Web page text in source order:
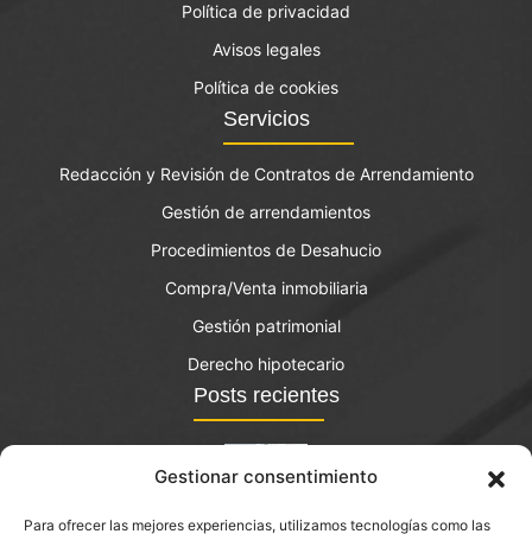
Gestionar consentimiento
Para ofrecer las mejores experiencias, utilizamos tecnologías como las
Política de privacidad
Avisos legales
Política de cookies
Servicios
Redacción y Revisión de Contratos de Arrendamiento
Gestión de arrendamientos
Procedimientos de Desahucio
Compra/Venta inmobiliaria
Gestión patrimonial
Derecho hipotecario
Posts recientes